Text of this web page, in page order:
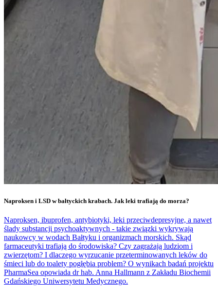
Naproksen i LSD w bałtyckich krabach. Jak leki trafiają do morza?
Naproksen, ibuprofen, antybiotyki, leki przeciwdepresyjne, a nawet
ślady substancji psychoaktywnych - takie związki wykrywają
naukowcy w wodach Bałtyku i organizmach morskich. Skąd
farmaceutyki trafiają do środowiska? Czy zagrażają ludziom i
zwierzętom? I dlaczego wyrzucanie przeterminowanych leków do
śmieci lub do toalety pogłębia problem? O wynikach badań projektu
PharmaSea opowiada dr hab. Anna Hallmann z Zakładu Biochemii
Gdańskiego Uniwersytetu Medycznego.